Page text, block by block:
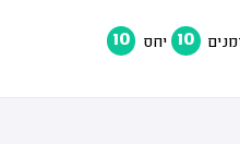
10 יחס 10